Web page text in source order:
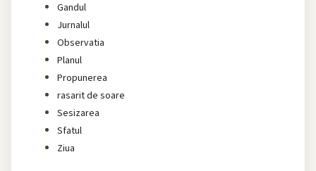
Gandul
Jurnalul
Observatia
Planul
Propunerea
rasarit de soare
Sesizarea
Sfatul
Ziua